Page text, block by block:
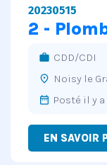
20230515
2 -
work CDD/CDI
place Noisy le
date_range Posté il y a
EN SAVOIR